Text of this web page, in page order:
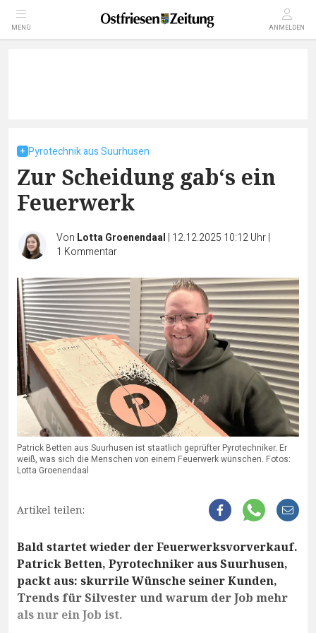
MENÜ ANMELDEN
Pyrotechnik aus Suurhusen
Zur Scheidung gab‘s ein
Feuerwerk
Von Lotta Groenendaal | 12.12.2025 10:12 Uhr|
1 Kommentar
Patrick Betten aus Suurhusen ist staatlich geprüfter Pyrotechniker. Er
weiß, was sich die Menschen von einem Feuerwerk wünschen. Fotos:
Lotta Groenendaal
Artikel teilen:
Bald startet wieder der Feuerwerksvorverkauf.
Patrick Betten, Pyrotechniker aus Suurhusen,
packt aus: skurrile Wünsche seiner Kunden,
Trends für Silvester und warum der Job mehr
als nur ein Job ist.